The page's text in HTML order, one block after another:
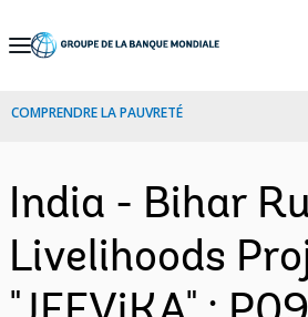
Skip
Navigation
COMPRENDRE LA PAUVRETÉ
India - Bihar
Livelihoods